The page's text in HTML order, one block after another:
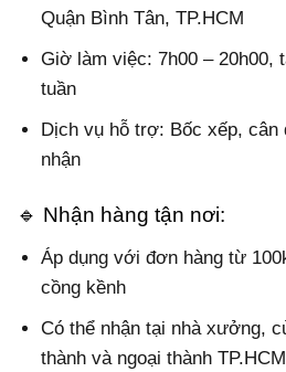
Quận Bình Tân, TP.HCM
Giờ làm việc: 7h00 – 20h00,
tuần
Dịch vụ hỗ trợ: Bốc xếp, cân
nhận
🔹 Nhận hàng tận nơi:
Áp dụng với đơn hàng từ
cồng kềnh
Có thể nhận tại nhà xưởng,
thành và ngoại thành TP.HCM